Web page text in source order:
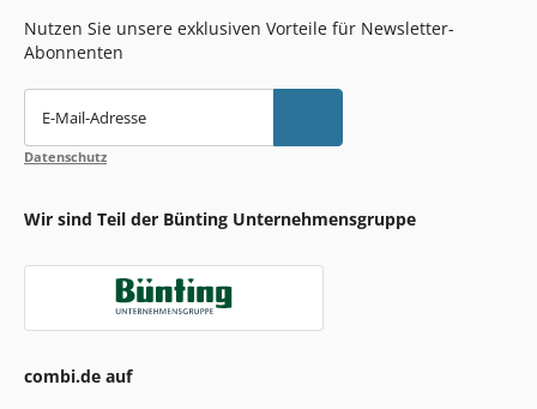
Nutzen Sie unsere exklusiven Vorteile für Newsletter-
Abonnenten
E-Mail-Adresse
Datenschutz
Wir sind Teil der Bünting Unternehmensgruppe
combi.de auf